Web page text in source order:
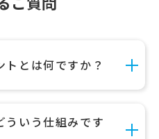
とは何ですか？
ういう仕組みです